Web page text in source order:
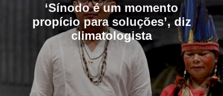
‘Sínodo é um momento
propício para soluções’, diz
climatologista